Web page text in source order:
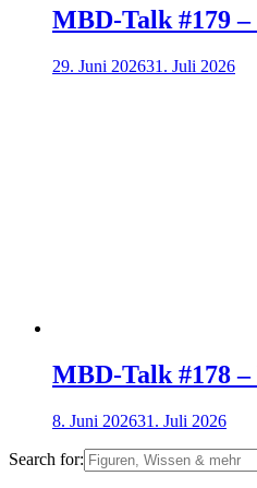
MBD-Talk #179
29. Juni 202631. Juli 2026
MBD-Talk #178
8. Juni 202631. Juli 2026
Search for: